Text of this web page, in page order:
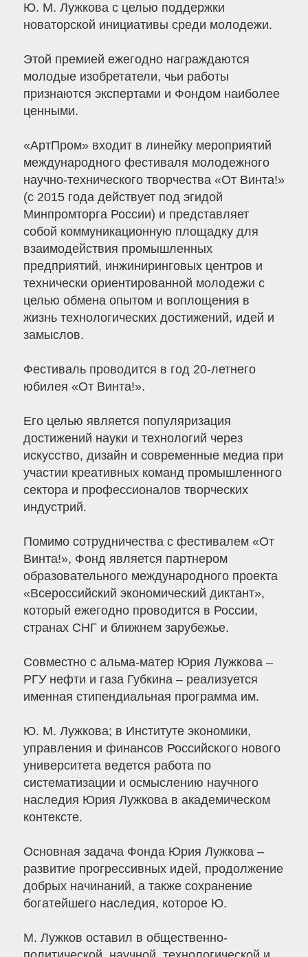
Ю. М. Лужкова с целью поддержки
новаторской инициативы среди молодежи.
Этой премией ежегодно награждаются
молодые изобретатели, чьи работы
признаются экспертами и Фондом наиболее
ценными.
«АртПром» входит в линейку мероприятий
международного фестиваля молодежного
научно-технического творчества «От Винта!»
(с 2015 года действует под эгидой
Минпромторга России) и представляет
собой коммуникационную площадку для
взаимодействия промышленных
предприятий, инжиниринговых центров и
технически ориентированной молодежи с
целью обмена опытом и воплощения в
жизнь технологических достижений, идей и
замыслов.
Фестиваль проводится в год 20-летнего
юбилея «От Винта!».
Его целью является популяризация
достижений науки и технологий через
искусство, дизайн и современные медиа при
участии креативных команд промышленного
сектора и профессионалов творческих
индустрий.
Помимо сотрудничества с фестивалем «От
Винта!», Фонд является партнером
образовательного международного проекта
«Всероссийский экономический диктант»,
который ежегодно проводится в России,
странах СНГ и ближнем зарубежье.
Совместно с альма-матер Юрия Лужкова –
РГУ нефти и газа Губкина – реализуется
именная стипендиальная программа им.
Ю. М. Лужкова; в Институте экономики,
управления и финансов Российского нового
университета ведется работа по
систематизации и осмыслению научного
наследия Юрия Лужкова в академическом
контексте.
Основная задача Фонда Юрия Лужкова –
развитие прогрессивных идей, продолжение
добрых начинаний, а также сохранение
богатейшего наследия, которое Ю.
М. Лужков оставил в общественно-